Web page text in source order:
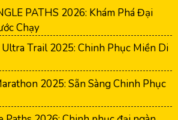
PATHS 2026: Khám Phá Đại
Chạy
Trail 2025: Chinh Phục Miền Di
2025: Sẵn Sàng Chinh Phục